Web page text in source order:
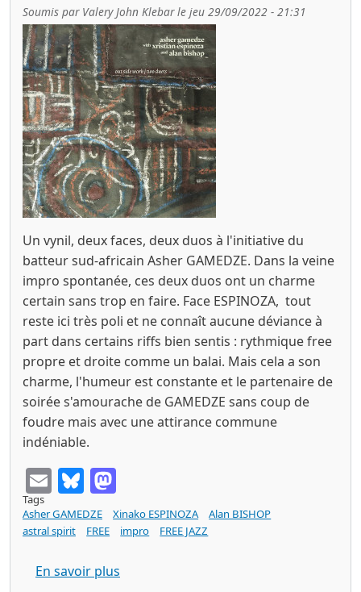
Soumis par Valery John Klebarle jeu 29/09/2022 - 21:31
Un vynil, deux faces, deux duos à l'initiative du
batteur sud-africain Asher GAMEDZE. Dans la veine
impro spontanée, ces deux duos ont un charme
certain sans trop en faire. Face ESPINOZA, tout
reste ici très poli et ne connaît aucune déviance à
part dans certains riffs bien sentis : rythmique free
propre et droite comme un balai. Mais cela a son
charme, l'humeur est constante et le partenaire de
soirée s'amourache de GAMEDZE sans coup de
foudre mais avec une attirance commune
indéniable.
EmailBluesky
Tags
Asher GAMEDZE
Xinako ESPINOZA
Alan BISHOP
astral spirit
FREE impro FREE JAZZ
En savoir plus